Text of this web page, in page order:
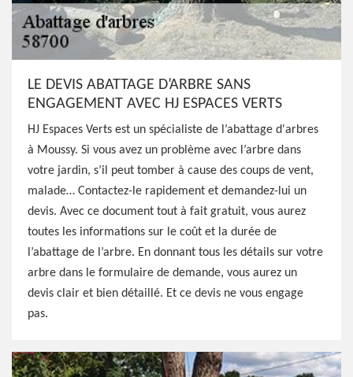
LE DEVIS ABATTAGE D’ARBRE SANS
ENGAGEMENT AVEC HJ ESPACES VERTS
HJ Espaces Verts est un spécialiste de l’abattage d'arbres
à Moussy. Si vous avez un problème avec l’arbre dans
votre jardin, s’il peut tomber à cause des coups de vent,
malade… Contactez-le rapidement et demandez-lui un
devis. Avec ce document tout à fait gratuit, vous aurez
toutes les informations sur le coût et la durée de
l’abattage de l’arbre. En donnant tous les détails sur votre
arbre dans le formulaire de demande, vous aurez un
devis clair et bien détaillé. Et ce devis ne vous engage
pas.